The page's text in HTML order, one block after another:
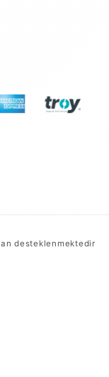
desteklenmektedir